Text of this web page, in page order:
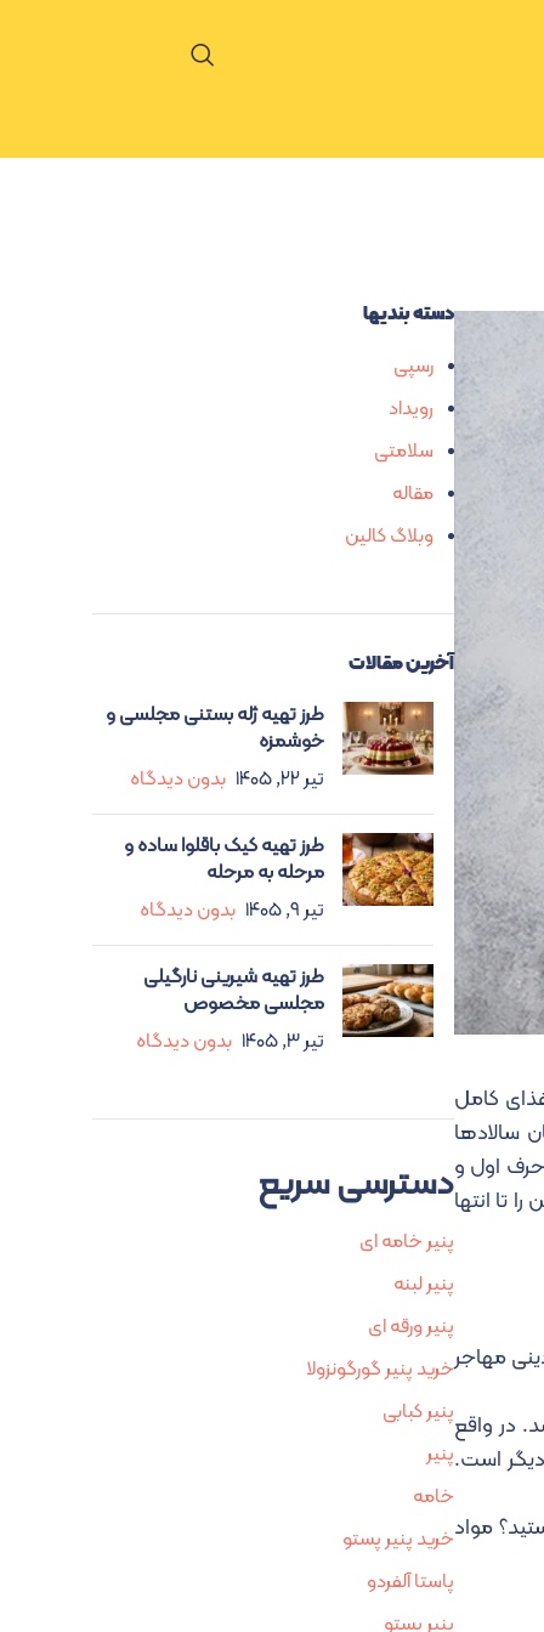
کامل
سالادها
اول و
تا انتها
مهاجر
در واقع
است.
مواد
دسته بندیها
رسپی
رویداد
سلامتی
مقاله
وبلاگ کالین
آخرین مقالات
طرز تهیه ژله بستنی مجلسی و
خوشمزه
تیر ۲۲, ۱۴۰۵
بدون دیدگاه
طرز تهیه کیک باقلوا ساده و
مرحله به مرحله
تیر ۹, ۱۴۰۵
بدون دیدگاه
طرز تهیه شیرینی نارگیلی
مجلسی مخصوص
تیر ۳, ۱۴۰۵
بدون دیدگاه
دسترسی سریع
پنیر خامه ای
پنیر لبنه
پنیر ورقه ای
خرید پنیر گورگونزولا
پنیر کبابی
پنیر
خامه
خرید پنیر پستو
پاستا آلفردو
پنیر پستو